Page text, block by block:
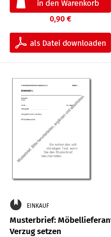
0,90 €
EINKAUF
Musterbrief:
Verzug setzen